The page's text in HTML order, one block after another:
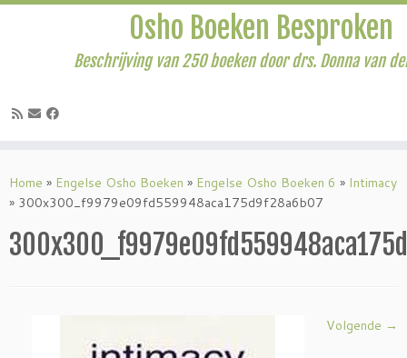
naar
inhoud
Osho Boeken Besproken
Beschrijving van 250 boeken door drs. Donna van
Home » Engelse Osho Boeken » Engelse Osho Boeken 6 » Intimacy
» 300x300_f9979e09fd559948aca175d9f28a6b07
Volgende →